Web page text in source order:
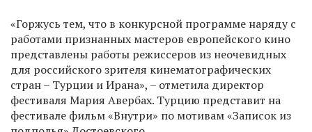
«Горжусь тем, что в конкурсной программе наряду с
работами признанных мастеров европейского кино
представлены работы режиссеров из неочевидных
для российского зрителя кинематографических
стран – Турции и Ирана», – отметила директор
фестиваля Мария Авербах. Турцию представит на
фестивале фильм «Внутри» по мотивам «Записок из